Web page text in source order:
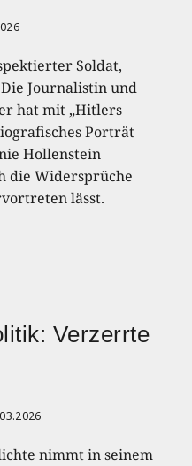
Soldat,
Journalistin und
hat mit „Hitlers
Porträt
Hollenstein
die Widersprüche
lässt.
Verzerrte
nimmt in seinem